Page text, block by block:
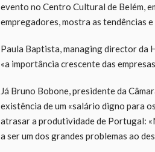
evento no Centro Cultural de Belém,
empregadores, mostra as tendências
Paula Baptista, managing director da
«a importância crescente das
Já Bruno Bobone, presidente da
existência de um «salário digno para
atrasar a produtividade de Portugal:
a ser um dos grandes problemas ao